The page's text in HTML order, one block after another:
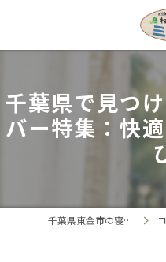
千葉県で見つ
バー特集：快
千葉県東金市の寝具ならねむりの森 ミカワヤ コラム